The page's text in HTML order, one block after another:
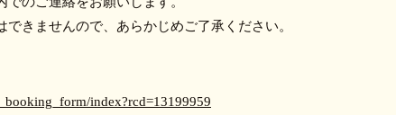
きませんので、あらかじめご了承ください。
index?rcd=13199959